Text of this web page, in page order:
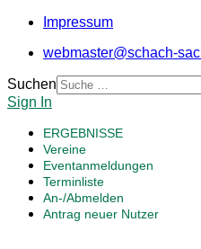
Impressum
webmaster@schach-
Suchen
Sign In
ERGEBNISSE
Vereine
Eventanmeldungen
Terminliste
An-/Abmelden
Antrag neuer Nutzer